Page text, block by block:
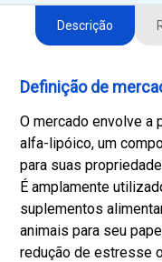
Descrição
Definição de
O mercado envolve a
alfa-lipóico, um
para suas
É amplamente
suplementos
animais para seu
redução de estresse